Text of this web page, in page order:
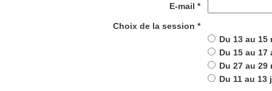
E-mail *
Choix de la session *
Du 13 au 15
Du 15 au 17
Du 27 au 29
Du 11 au 13